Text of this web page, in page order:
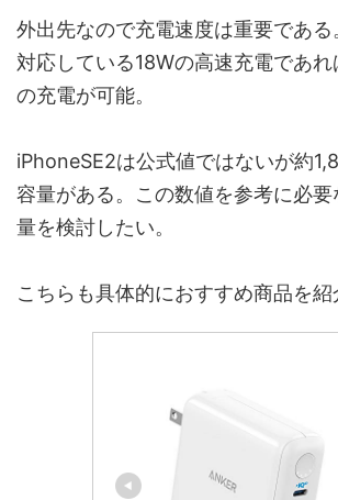
外出先なので充電速度は重要であ
対応している18Wの高速充電であ
の充電が可能。
iPhoneSE2は公式値ではないが約
容量がある。この数値を参考に必
量を検討したい。
こちらも具体的におすすめ商品を紹